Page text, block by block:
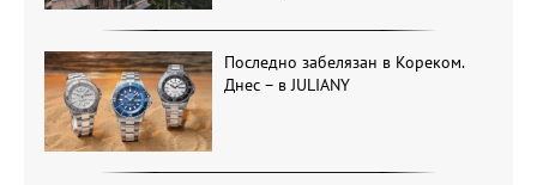
Последно забелязан в Кореком.
Днес – в JULIANY